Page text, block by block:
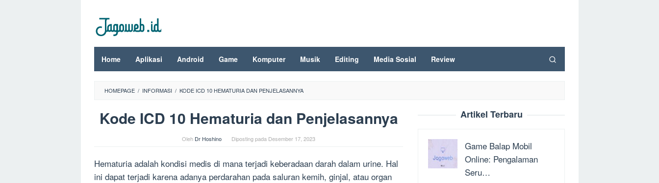
konten
Home Aplikasi Android Game Komputer Musik Editing Media Sosial Review
HOMEPAGE / INFORMASI / KODE ICD 10 HEMATURIA DAN PENJELASANNYA
Kode ICD 10 Hematuria dan Penjelasannya
Oleh Dr Hoshino Diposting pada Desember 17, 2023
Hematuria adalah kondisi medis di mana terjadi keberadaan darah dalam urine. Hal
ini dapat terjadi karena adanya perdarahan pada saluran kemih, ginjal, atau organ
Artikel Terbaru
Game Balap Mobil
Online: Pengalaman
Seru…